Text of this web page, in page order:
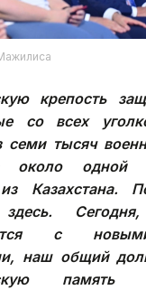
крепость
со всех
тысяч
около одной
Казахстана.
здесь.
с
наш общий
память